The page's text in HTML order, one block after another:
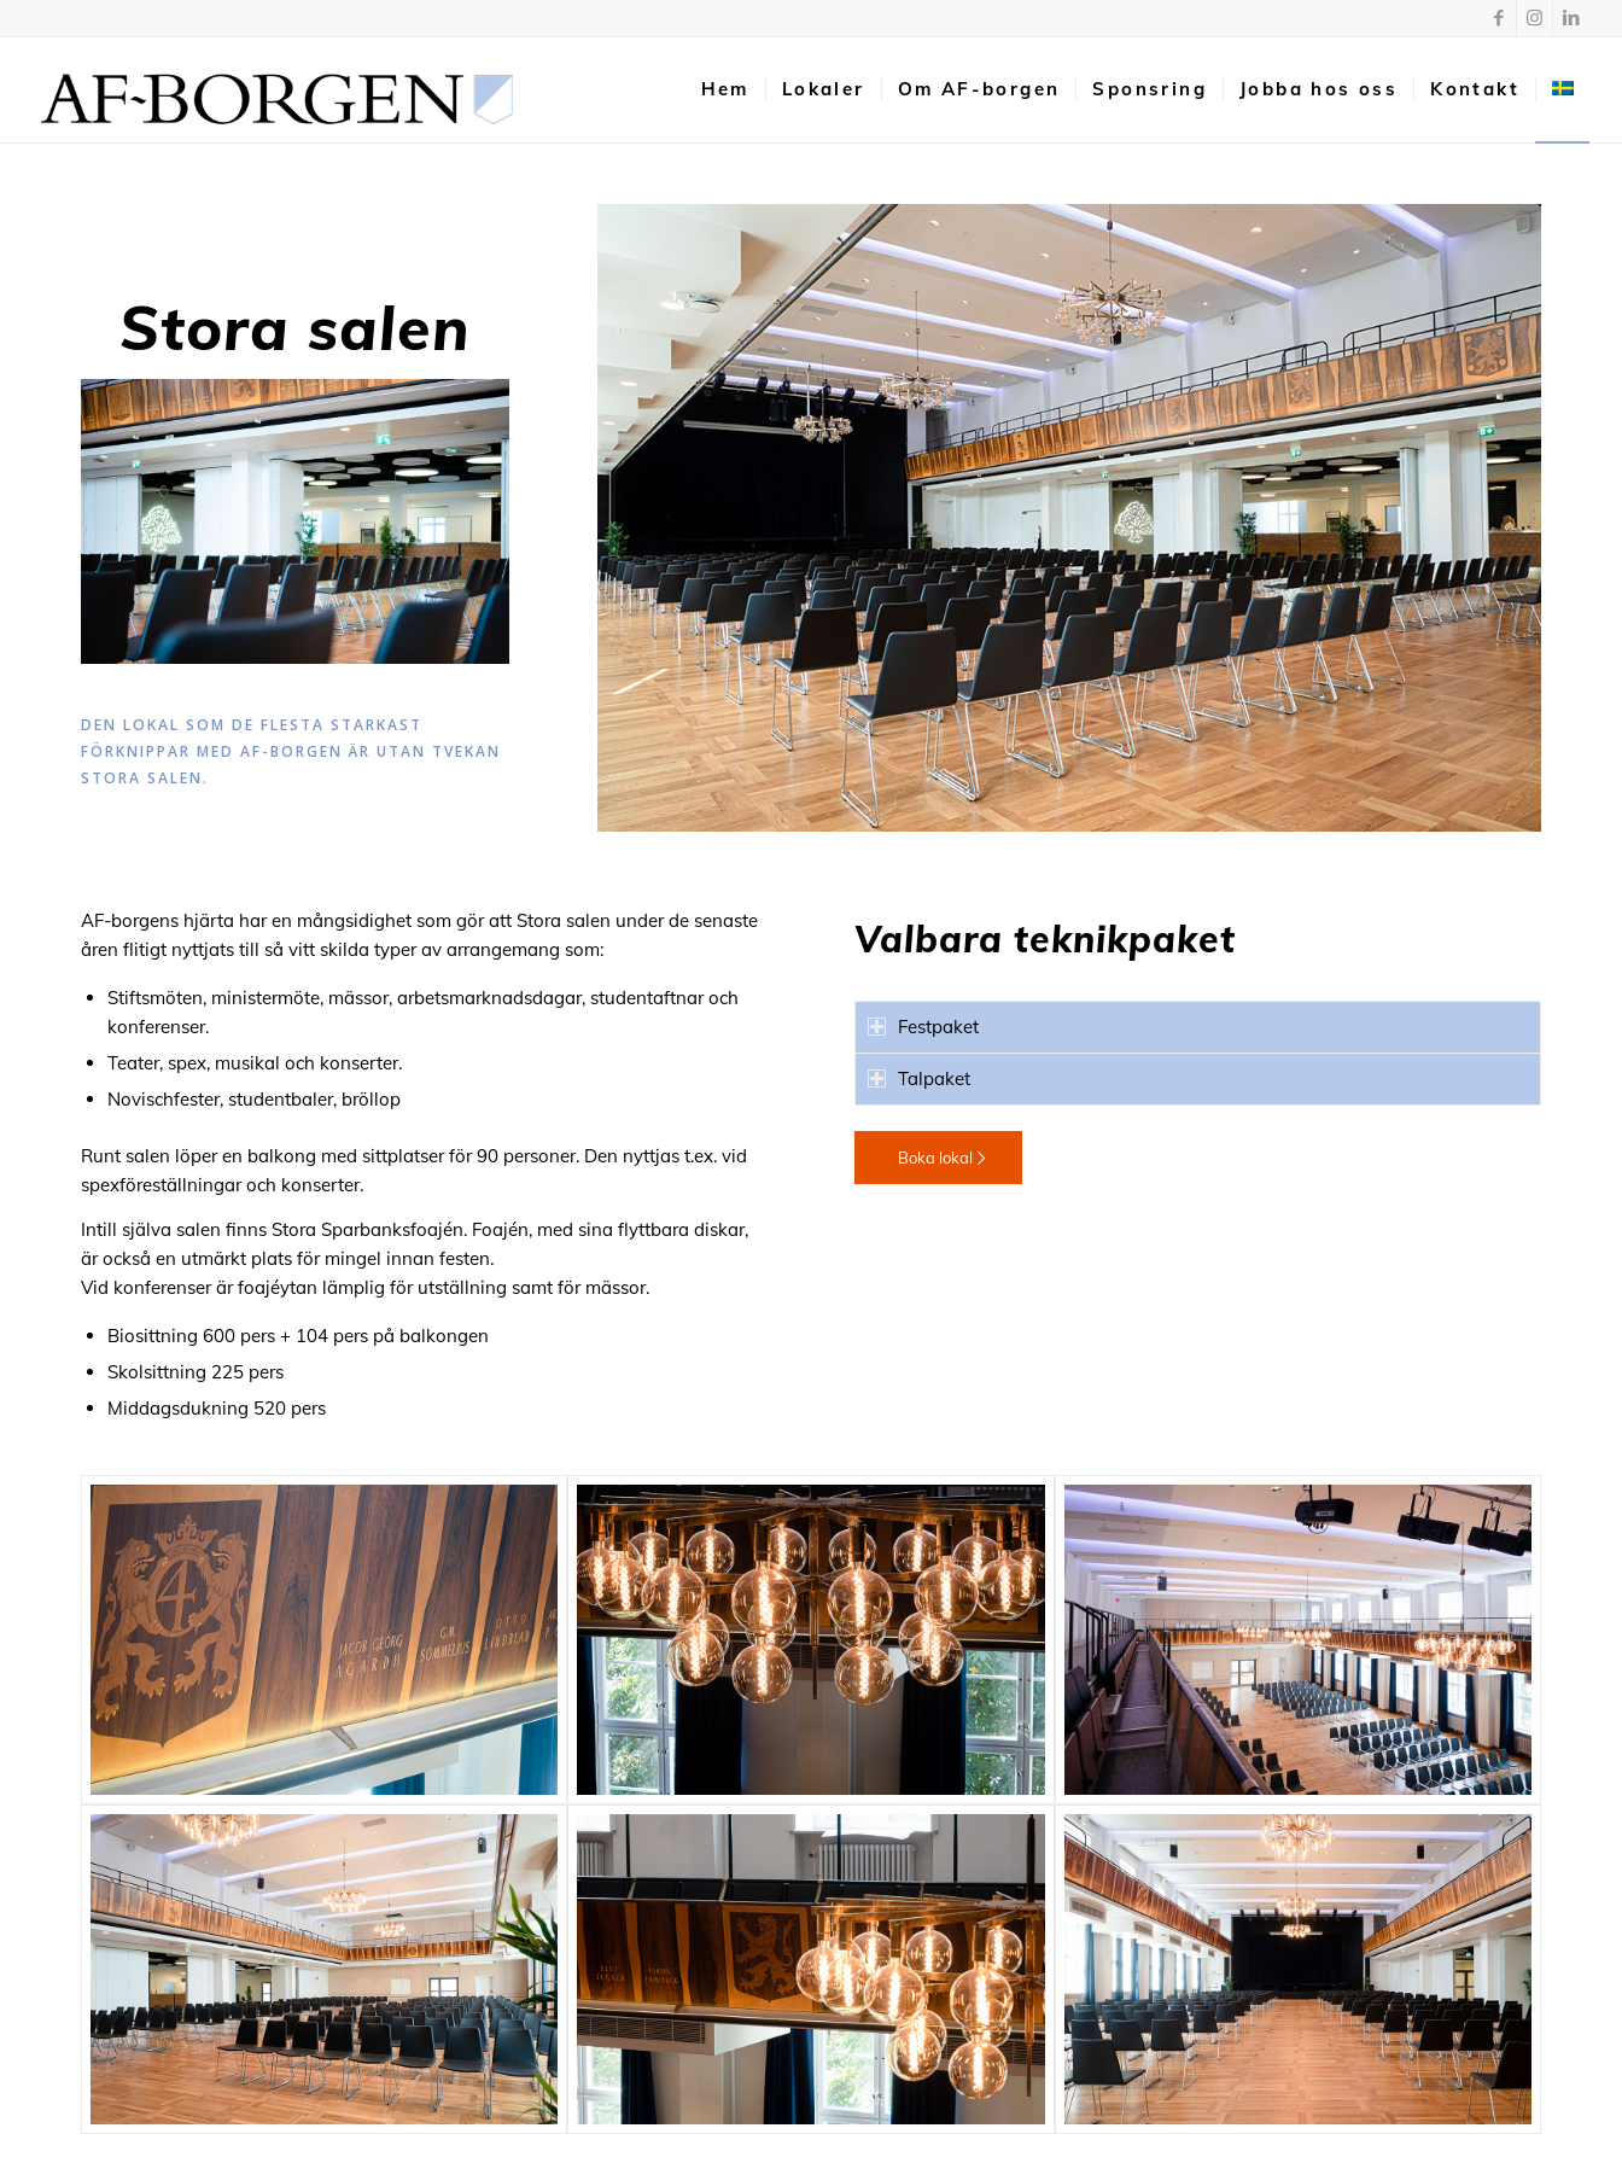
Hem Lokaler Om AF-borgen Sponsring Jobba hos oss Kontakt
Stora salen
DEN LOKAL SOM DE FLESTA STARKAST
FÖRKNIPPAR MED AF-BORGEN ÄR UTAN TVEKAN
STORA SALEN.
AF-borgens hjärta har en mångsidighet som gör att Stora salen under de senaste
åren flitigt nyttjats till så vitt skilda typer av arrangemang som:
Stiftsmöten, ministermöte, mässor, arbetsmarknadsdagar, studentaftnar och
konferenser.
Teater, spex, musikal och konserter.
Novischfester, studentbaler, bröllop
Runt salen löper en balkong med sittplatser för 90 personer. Den nyttjas t.ex. vid
spexföreställningar och konserter.
Intill själva salen finns Stora Sparbanksfoajén. Foajén, med sina flyttbara diskar,
är också en utmärkt plats för mingel innan festen.
Vid konferenser är foajéytan lämplig för utställning samt för mässor.
Biosittning 600 pers + 104 pers på balkongen
Skolsittning 225 pers
Middagsdukning 520 pers
Valbara teknikpaket
Festpaket
Talpaket
Boka lokal